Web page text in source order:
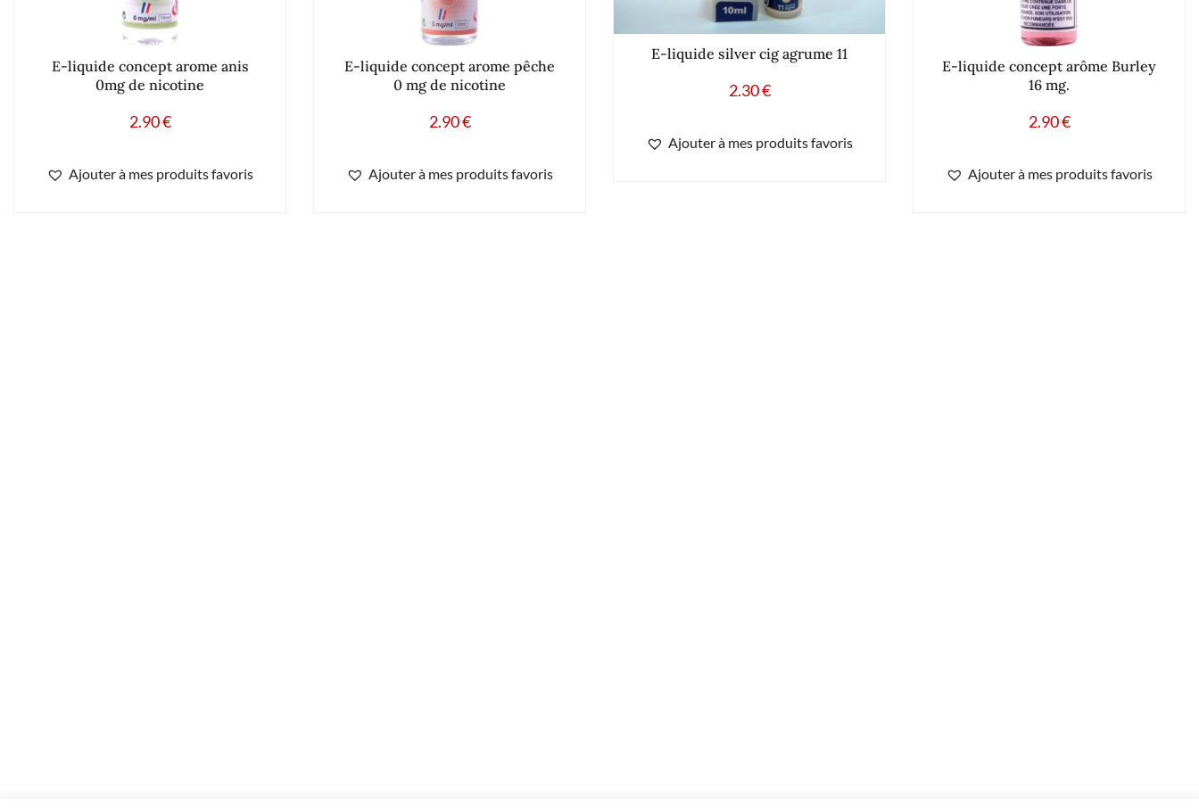
E-liquide concept arome anis
0mg de nicotine
2.90€
Ajouter à mes produits favoris
E-liquide concept arome pêche
0 mg de nicotine
2.90€
Ajouter à mes produits favoris
E-liquide silver cig agrume 11
2.30€
Ajouter à mes produits favoris
E-liquide concept arôme Burley
16 mg.
2.90€
Ajouter à mes produits favoris